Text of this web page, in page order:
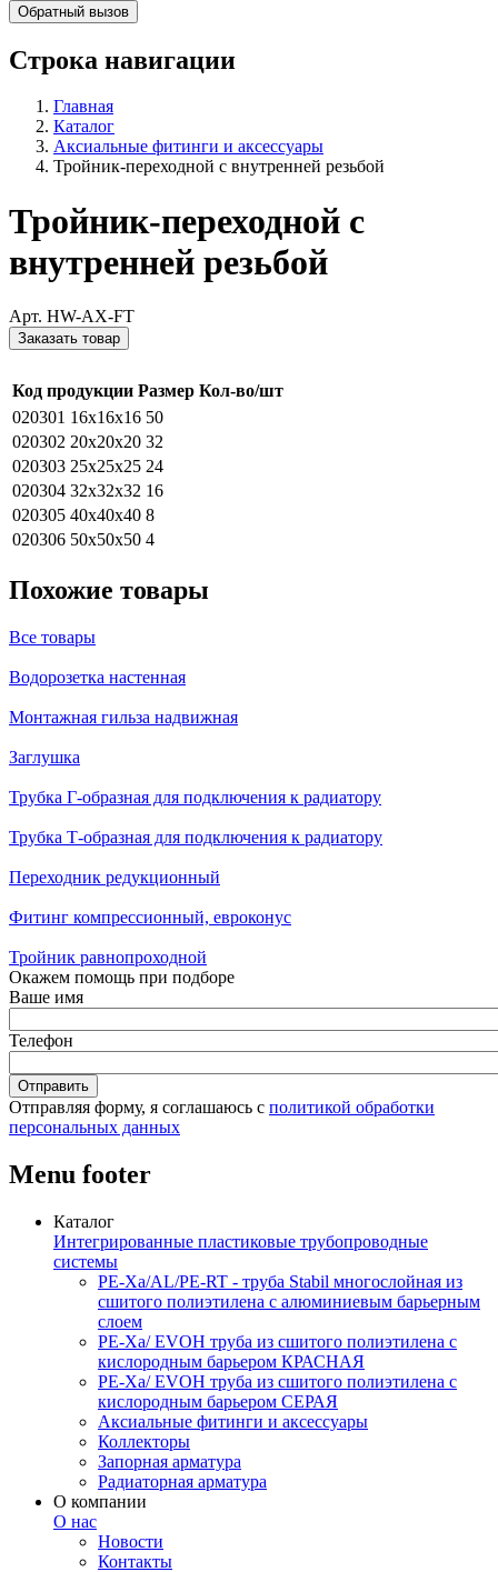
Обратный вызов
Строка навигации
Главная
Каталог
Аксиальные фитинги и аксессуары
Тройник-переходной с внутренней резьбой
Тройник-переходной с
внутренней резьбой
Арт. HW-AX-FT
Заказать товар
Код продукции Размер Кол-во/шт
020301 16x16x16 50
020302 20x20x20 32
020303 25x25x25 24
020304 32x32x32 16
020305 40x40x40 8
020306 50x50x50 4
Похожие товары
Все товары
Водорозетка настенная
Монтажная гильза надвижная
Заглушка
Трубка Г-образная для подключения к радиатору
Трубка Т-образная для подключения к радиатору
Переходник редукционный
Фитинг компрессионный, евроконус
Тройник равнопроходной
Окажем помощь при подборе
Ваше имя
Телефон
Отправляя форму, я соглашаюсь с политикой обработки
персональных данных
Menu footer
Каталог
Интегрированные пластиковые трубопроводные
системы
PE-Xa/AL/PE-RT - труба Stabil многослойная из
сшитого полиэтилена с алюминиевым барьерным
слоем
PE-Xa/ EVOH труба из сшитого полиэтилена с
кислородным барьером КРАСНАЯ
PE-Xa/ EVOH труба из сшитого полиэтилена с
кислородным барьером СЕРАЯ
Аксиальные фитинги и аксессуары
Коллекторы
Запорная арматура
Радиаторная арматура
О компании
О нас
Новости
Контакты